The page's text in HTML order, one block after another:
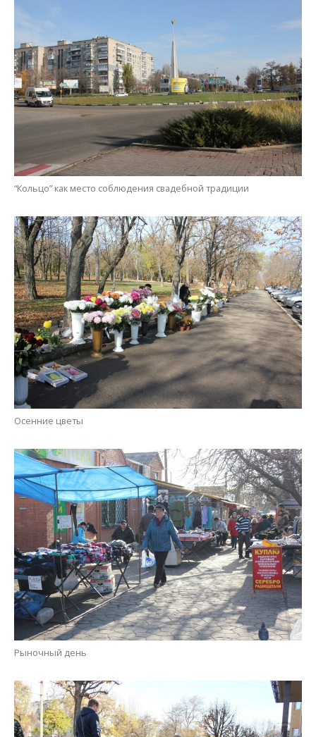
“Кольцо” как место соблюдения свадебной традиции
Осенние цветы
Рыночный день